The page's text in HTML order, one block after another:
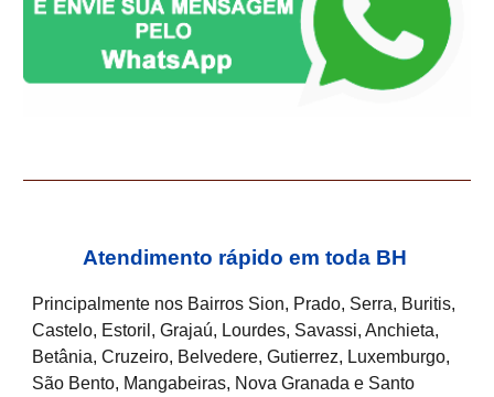
Atendimento rápido em toda BH
Principalmente nos Bairros Sion, Prado, Serra, Buritis,
Castelo, Estoril, Grajaú, Lourdes, Savassi, Anchieta,
Betânia, Cruzeiro, Belvedere, Gutierrez, Luxemburgo,
São Bento, Mangabeiras, Nova Granada e Santo